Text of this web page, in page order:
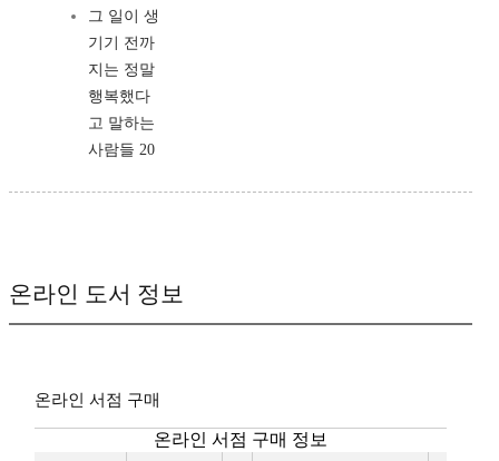
그 일이 생
기기 전까
지는 정말
행복했다
고 말하는
사람들 20
온라인 도서 정보
온라인 서점 구매
온라인 서점 구매 정보